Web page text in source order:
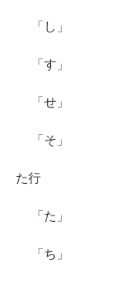
「し」
「す」
「せ」
「そ」
た行
「た」
「ち」